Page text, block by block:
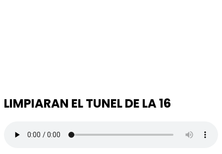
LIMPIARAN EL TUNEL DE LA 16